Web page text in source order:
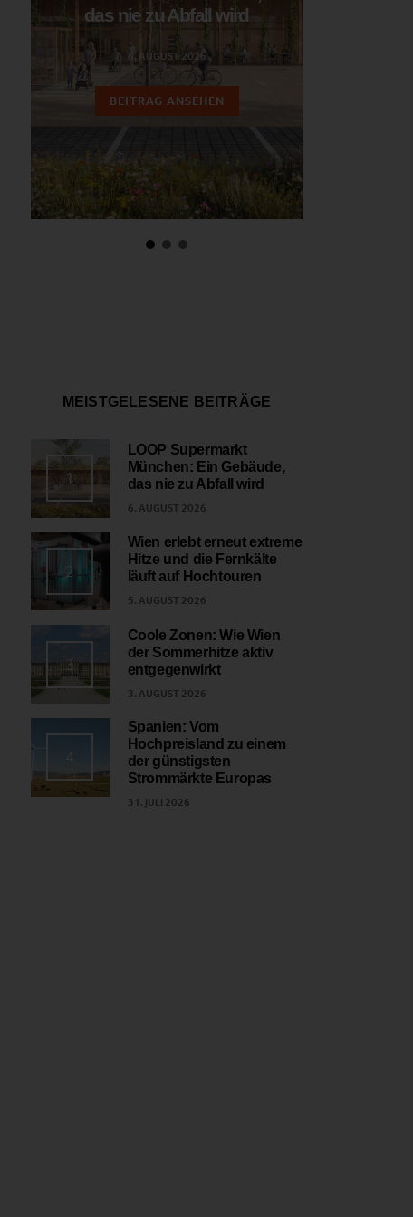
das nie zu Abfall wird
6. AUGUST 2026
BEITRAG ANSEHEN
MEISTGELESENE BEITRÄGE
1
LOOP Supermarkt
München: Ein Gebäude,
das nie zu Abfall wird
6. AUGUST 2026
2
Wien erlebt erneut extreme
Hitze und die Fernkälte
läuft auf Hochtouren
5. AUGUST 2026
3
Coole Zonen: Wie Wien
der Sommerhitze aktiv
entgegenwirkt
3. AUGUST 2026
4
Spanien: Vom
Hochpreisland zu einem
der günstigsten
Strommärkte Europas
31. JULI 2026